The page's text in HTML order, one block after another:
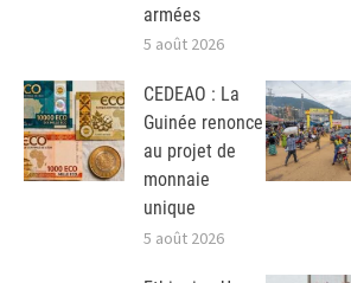
armées
5 août 2026
CEDEAO : La
Guinée renonce
au projet de
monnaie
unique
5 août 2026